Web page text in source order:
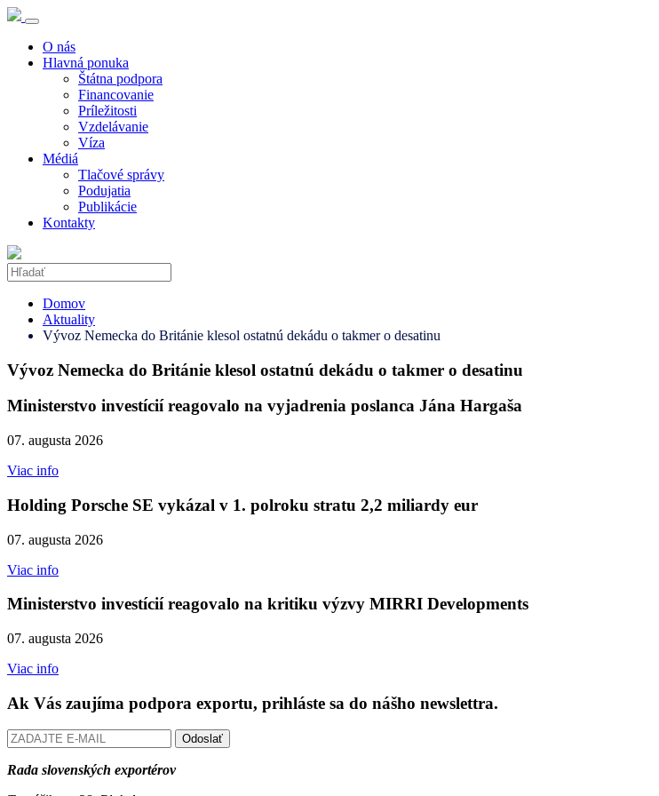
O nás
Hlavná ponuka
Štátna podpora
Financovanie
Príležitosti
Vzdelávanie
Víza
Médiá
Tlačové správy
Podujatia
Publikácie
Kontakty
Domov
Aktuality
Vývoz Nemecka do Británie klesol ostatnú dekádu o takmer o desatinu
Vývoz Nemecka do Británie klesol ostatnú dekádu o takmer o desatinu
Ministerstvo investícií reagovalo na vyjadrenia poslanca Jána Hargaša
07. augusta 2026
Viac info
Holding Porsche SE vykázal v 1. polroku stratu 2,2 miliardy eur
07. augusta 2026
Viac info
Ministerstvo investícií reagovalo na kritiku výzvy MIRRI Developments
07. augusta 2026
Viac info
Ak Vás zaujíma podpora exportu, prihláste sa do nášho newslettra.
Odoslať
Rada slovenských exportérov